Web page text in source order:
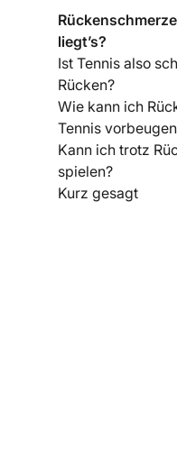
liegt’s?
Ist Tennis also
Rücken?
Wie kann ich
Tennis
Kann ich trotz
spielen?
Kurz gesagt